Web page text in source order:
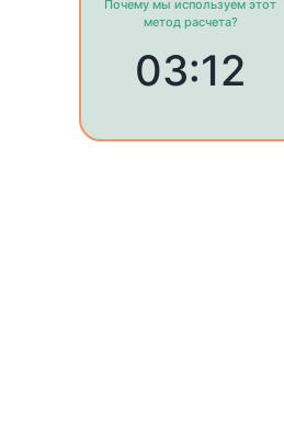
Почему мы используем этот
метод расчета?
03:12